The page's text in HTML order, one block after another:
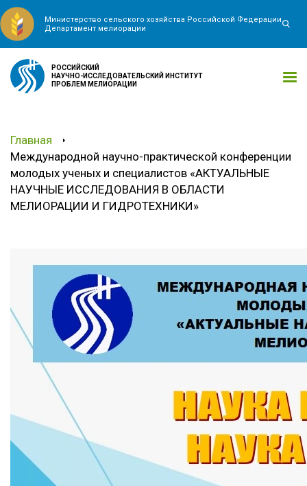
Министерство сельского хозяйства Российской Федерации
Департамент мелиорации
РОССИЙСКИЙ
НАУЧНО-ИССЛЕДОВАТЕЛЬСКИЙ ИНСТИТУТ
ПРОБЛЕМ МЕЛИОРАЦИИ
Главная
Международной научно-практической конференции
молодых ученых и специалистов «АКТУАЛЬНЫЕ
НАУЧНЫЕ ИССЛЕДОВАНИЯ В ОБЛАСТИ
МЕЛИОРАЦИИ И ГИДРОТЕХНИКИ»